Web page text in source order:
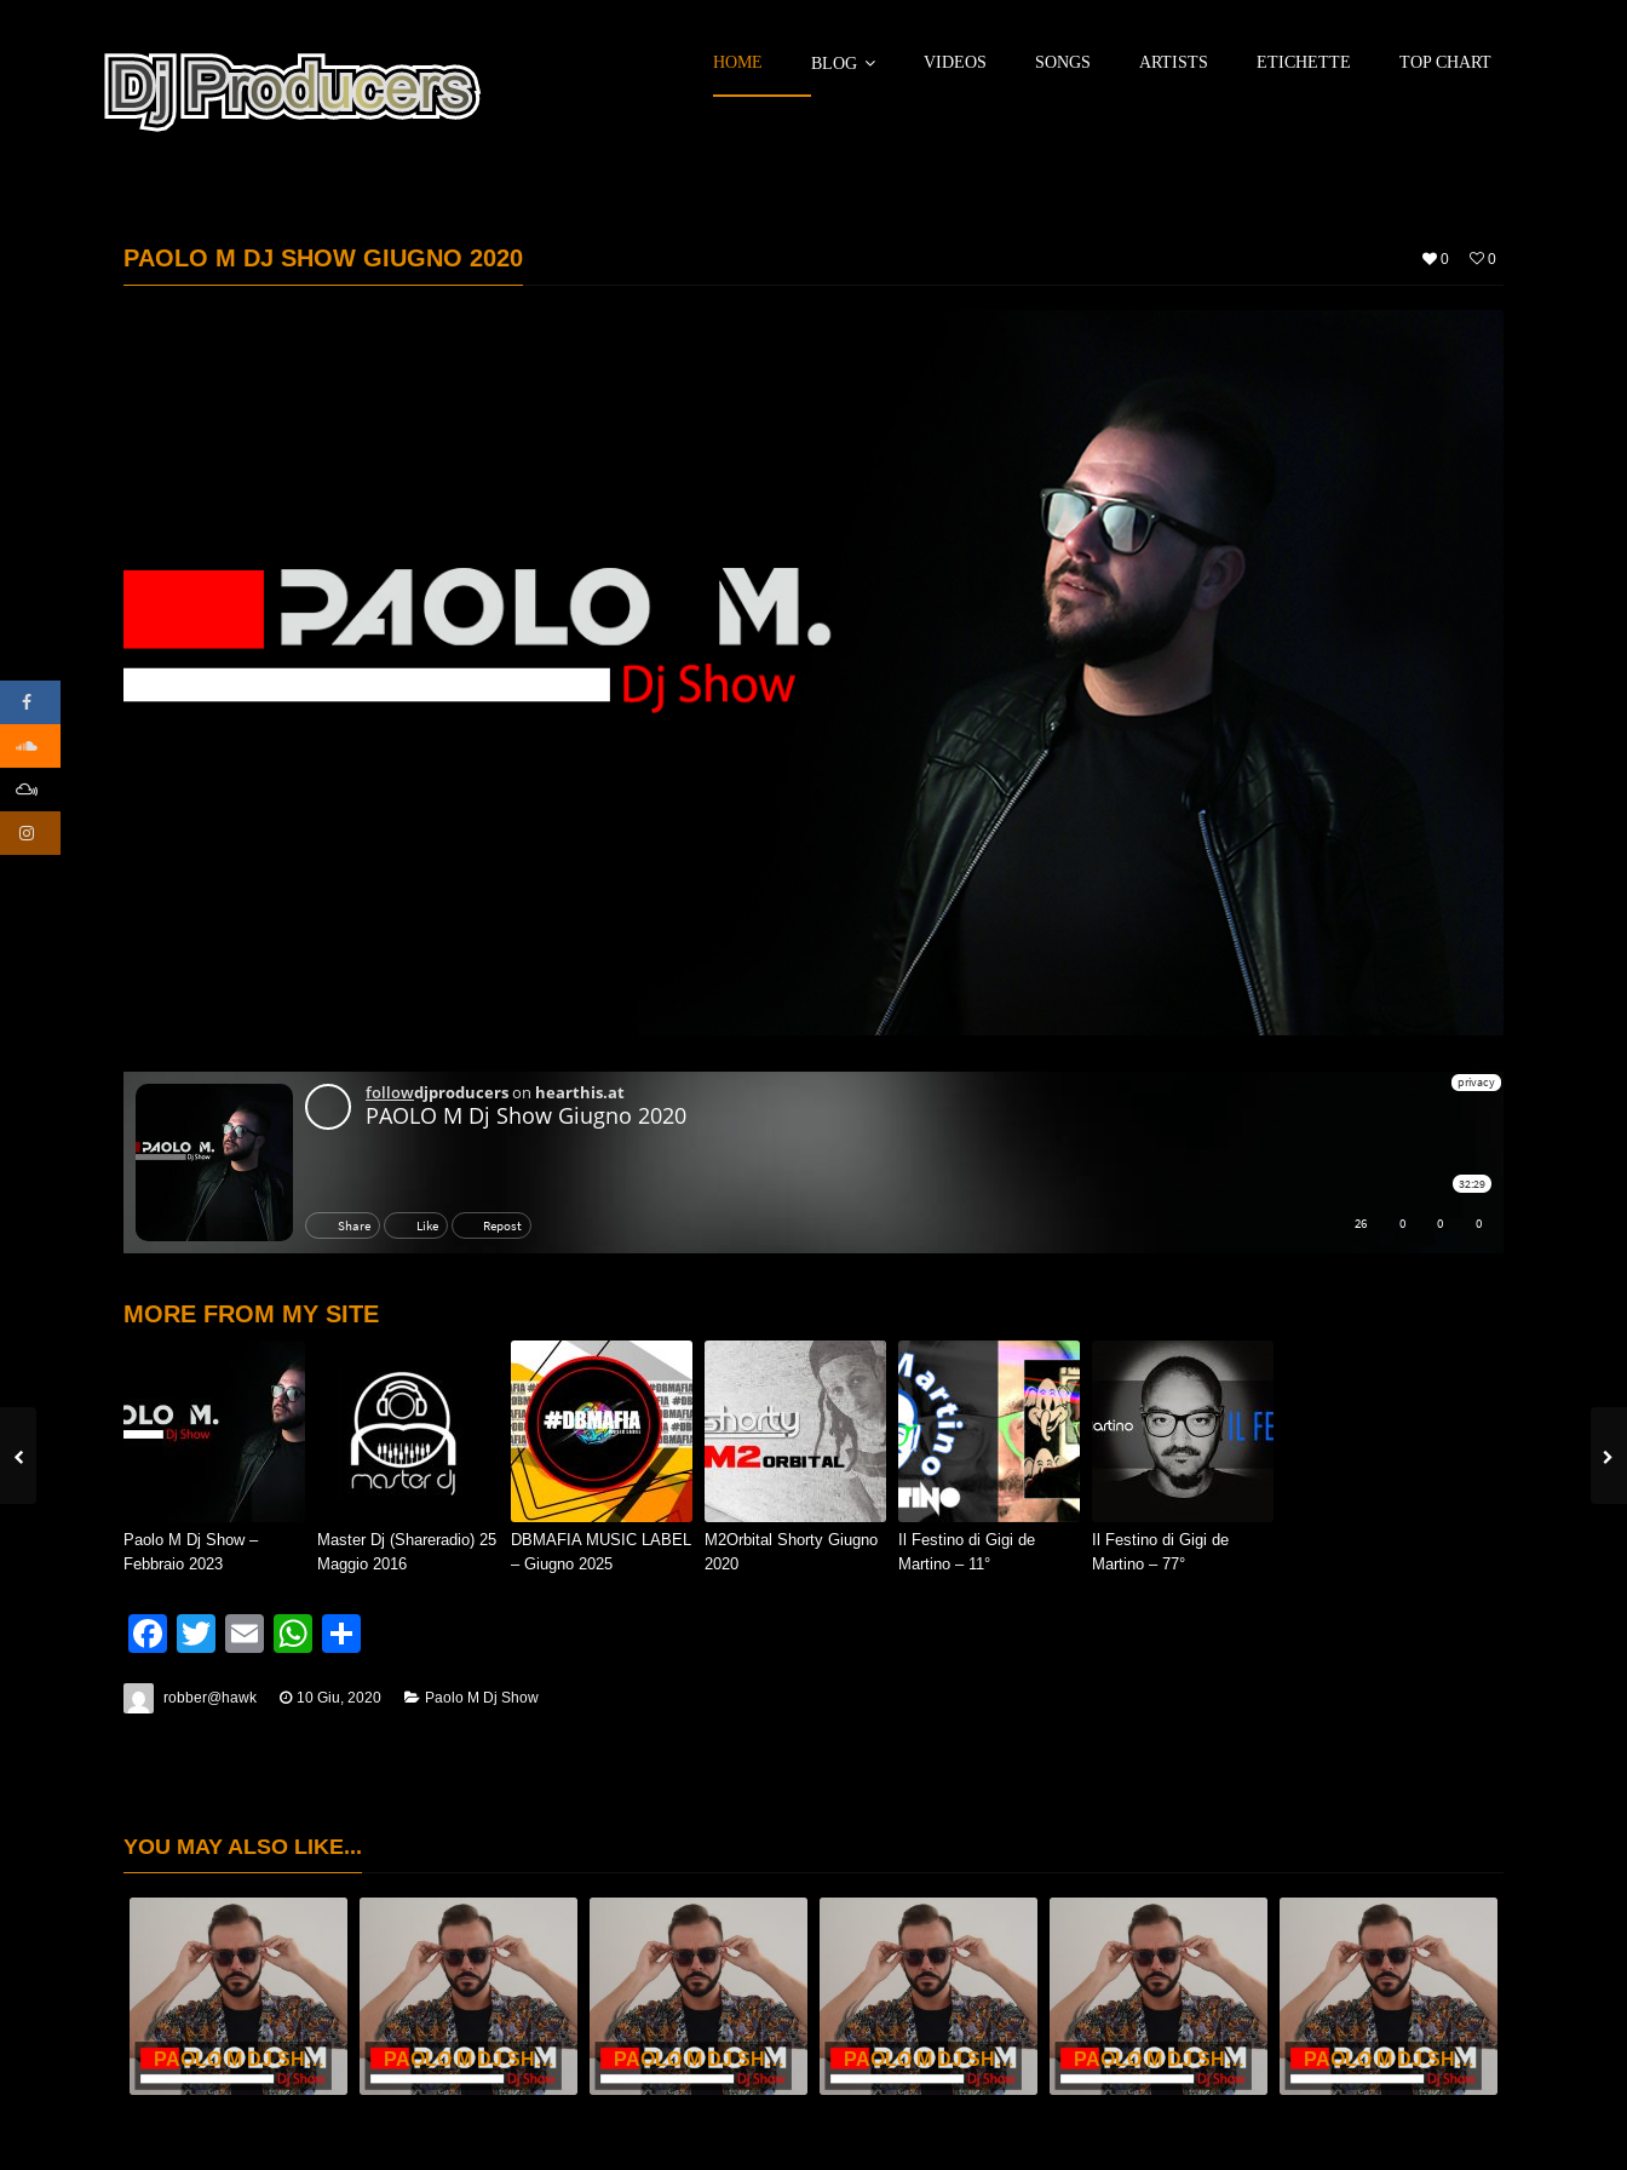
HOME BLOG VIDEOS SONGS ARTISTS ETICHETTE TOP CHART
0 0
PAOLO M DJ SHOW GIUGNO 2020
MORE FROM MY SITE
Paolo M Dj Show –
Febbraio 2023
Master Dj (Shareradio) 25
Maggio 2016
DBMAFIA MUSIC LABEL
– Giugno 2025
M2Orbital Shorty Giugno
2020
Il Festino di Gigi de
Martino – 11°
Il Festino di Gigi de
Martino – 77°
Facebook
Twitter
EmailWhatsApp
robber@hawk 10 Giu, 2020 Paolo M Dj Show
YOU MAY ALSO LIKE...
PAOLO M DJ SHOW – MAGGIO 2026 PAOLO M DJ SHOW – APRILE 2026 PAOLO M DJ SHOW – MARZO 2026 PAOLO M DJ SHOW – FEBBRAIO 2026 PAOLO M DJ SHOW – GENNAIO 2026 PAOLO M DJ SHOW – DICEMBRE 2025